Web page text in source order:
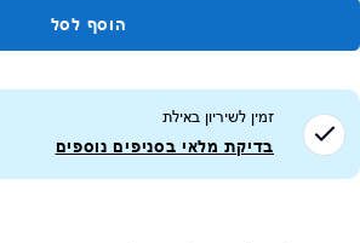
הוסף לסל
זמין לשיריון באילת
בדיקת מלאי בסניפים נוספים